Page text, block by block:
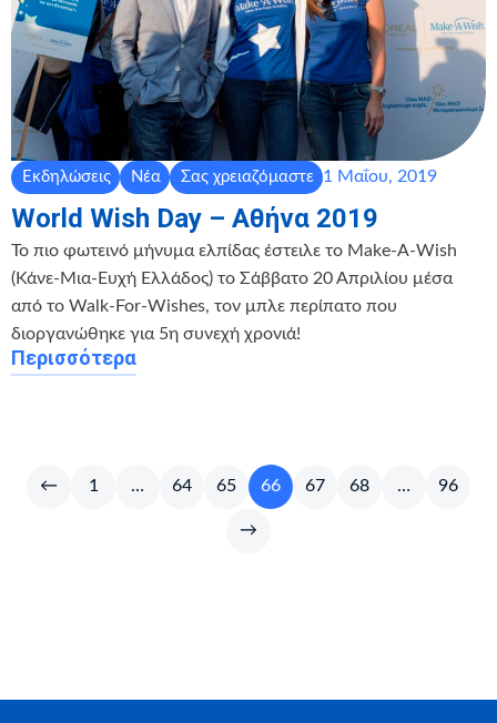
Εκδηλώσεις Νέα Σας χρειαζόμαστε 1 Μαΐου, 2019
World Wish Day – Αθήνα 2019
Το πιο φωτεινό μήνυμα ελπίδας έστειλε το Make-A-Wish
(Κάνε-Μια-Ευχή Ελλάδος) το Σάββατο 20 Απριλίου μέσα
από το Walk-For-Wishes, τον μπλε περίπατο που
διοργανώθηκε για 5η συνεχή χρονιά!
Περισσότερα
← 1 … 64 65 66 67 68 … 96
→